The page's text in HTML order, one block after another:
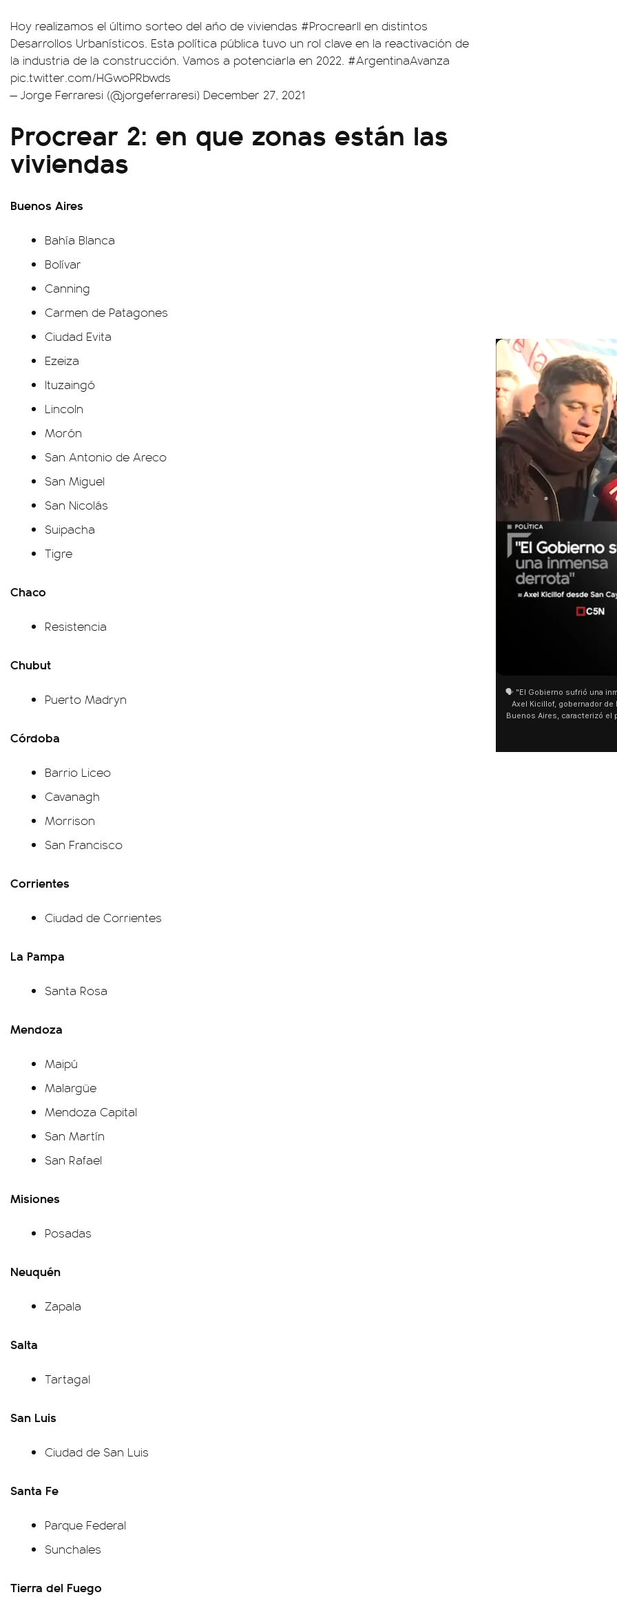
Hoy realizamos el último sorteo del año de viviendas #ProcrearII en distintos
Desarrollos Urbanísticos. Esta política pública tuvo un rol clave en la reactivación de
la industria de la construcción. Vamos a potenciarla en 2022. #ArgentinaAvanza
pic.twitter.com/HGwoPRbwds
— Jorge Ferraresi (@jorgeferraresi) December 27, 2021
Procrear 2: en que zonas están las
viviendas
Buenos Aires
Bahía Blanca
Bolívar
Canning
Carmen de Patagones
Ciudad Evita
Ezeiza
Ituzaingó
Lincoln
Morón
San Antonio de Areco
San Miguel
San Nicolás
Suipacha
Tigre
Chaco
Resistencia
Chubut
Puerto Madryn
Córdoba
Barrio Liceo
Cavanagh
Morrison
San Francisco
Corrientes
Ciudad de Corrientes
La Pampa
Santa Rosa
Mendoza
Maipú
Malargüe
Mendoza Capital
San Martín
San Rafael
Misiones
Posadas
Neuquén
Zapala
Salta
Tartagal
San Luis
Ciudad de San Luis
Santa Fe
Parque Federal
Sunchales
Tierra del Fuego
🗣️ "El Gobierno sufrió una
Axel Kicillof, gobernador de
Buenos Aires, caracterizó el
como "una lista sábana con
y destacó "la movilización